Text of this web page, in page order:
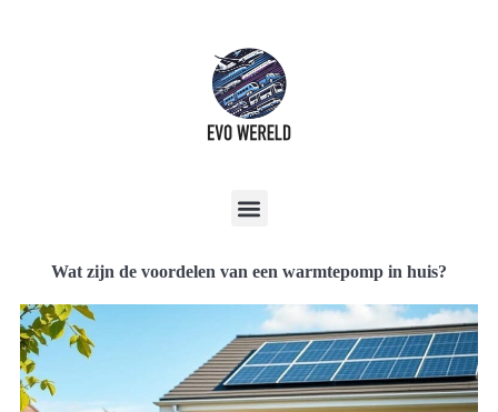
Wat zijn de voordelen van een warmtepomp in huis?